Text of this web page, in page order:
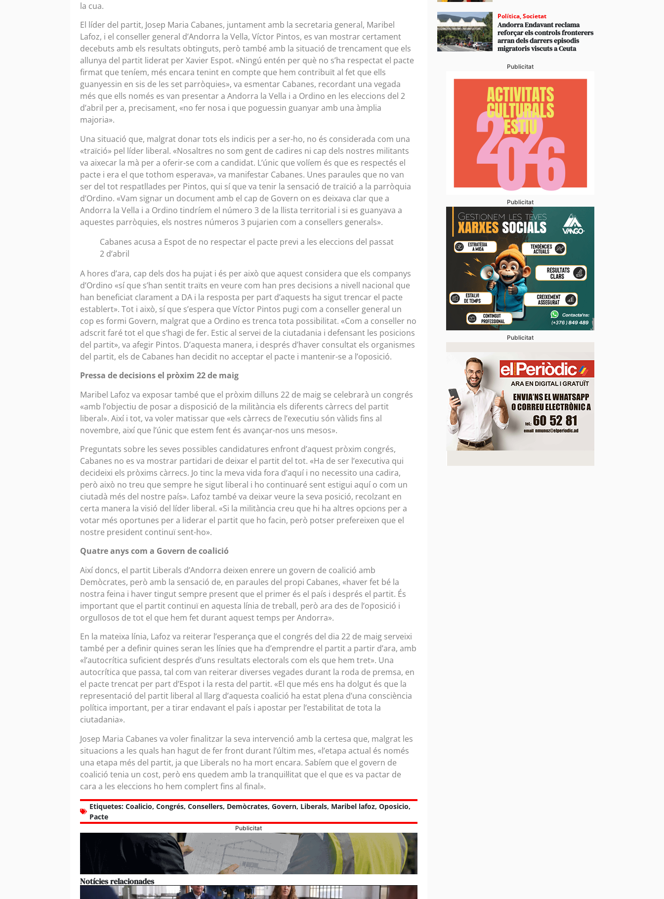
la cua.
El líder del partit, Josep Maria Cabanes, juntament amb la secretaria general, Maribel
Lafoz, i el conseller general d’Andorra la Vella, Víctor Pintos, es van mostrar certament
decebuts amb els resultats obtinguts, però també amb la situació de trencament que els
allunya del partit liderat per Xavier Espot. «Ningú entén per què no s’ha respectat el pacte
firmat que teníem, més encara tenint en compte que hem contribuït al fet que ells
guanyessin en sis de les set parròquies», va esmentar Cabanes, recordant una vegada
més que ells només es van presentar a Andorra la Vella i a Ordino en les eleccions del 2
d’abril per a, precisament, «no fer nosa i que poguessin guanyar amb una àmplia
majoria».
Una situació que, malgrat donar tots els indicis per a ser-ho, no és considerada com una
«traïció» pel líder liberal. «Nosaltres no som gent de cadires ni cap dels nostres militants
va aixecar la mà per a oferir-se com a candidat. L’únic que volíem és que es respectés el
pacte i era el que tothom esperava», va manifestar Cabanes. Unes paraules que no van
ser del tot respatllades per Pintos, qui sí que va tenir la sensació de traïció a la parròquia
d’Ordino. «Vam signar un document amb el cap de Govern on es deixava clar que a
Andorra la Vella i a Ordino tindríem el número 3 de la llista territorial i si es guanyava a
aquestes parròquies, els nostres números 3 pujarien com a consellers generals».
Cabanes acusa a Espot de no respectar el pacte previ a les eleccions del passat
2 d’abril
A hores d’ara, cap dels dos ha pujat i és per això que aquest considera que els companys
d’Ordino «sí que s’han sentit traïts en veure com han pres decisions a nivell nacional que
han beneficiat clarament a DA i la resposta per part d’aquests ha sigut trencar el pacte
establert». Tot i això, sí que s’espera que Víctor Pintos pugi com a conseller general un
cop es formi Govern, malgrat que a Ordino es trenca tota possibilitat. «Com a conseller no
adscrit faré tot el que s’hagi de fer. Estic al servei de la ciutadania i defensant les posicions
del partit», va afegir Pintos. D’aquesta manera, i després d’haver consultat els organismes
del partit, els de Cabanes han decidit no acceptar el pacte i mantenir-se a l’oposició.
Pressa de decisions el pròxim 22 de maig
Maribel Lafoz va exposar també que el pròxim dilluns 22 de maig se celebrarà un congrés
«amb l’objectiu de posar a disposició de la militància els diferents càrrecs del partit
liberal». Així i tot, va voler matissar que «els càrrecs de l’executiu són vàlids fins al
novembre, així que l’únic que estem fent és avançar-nos uns mesos».
Preguntats sobre les seves possibles candidatures enfront d’aquest pròxim congrés,
Cabanes no es va mostrar partidari de deixar el partit del tot. «Ha de ser l’executiva qui
decideixi els pròxims càrrecs. Jo tinc la meva vida fora d’aquí i no necessito una cadira,
però això no treu que sempre he sigut liberal i ho continuaré sent estigui aquí o com un
ciutadà més del nostre país». Lafoz també va deixar veure la seva posició, recolzant en
certa manera la visió del líder liberal. «Si la militància creu que hi ha altres opcions per a
votar més oportunes per a liderar el partit que ho facin, però potser prefereixen que el
nostre president continuï sent-ho».
Quatre anys com a Govern de coalició
Així doncs, el partit Liberals d’Andorra deixen enrere un govern de coalició amb
Demòcrates, però amb la sensació de, en paraules del propi Cabanes, «haver fet bé la
nostra feina i haver tingut sempre present que el primer és el país i després el partit. És
important que el partit continuï en aquesta línia de treball, però ara des de l’oposició i
orgullosos de tot el que hem fet durant aquest temps per Andorra».
En la mateixa línia, Lafoz va reiterar l’esperança que el congrés del dia 22 de maig serveixi
també per a definir quines seran les línies que ha d’emprendre el partit a partir d’ara, amb
«l’autocrítica suficient després d’uns resultats electorals com els que hem tret». Una
autocrítica que passa, tal com van reiterar diverses vegades durant la roda de premsa, en
el pacte trencat per part d’Espot i la resta del partit. «El que més ens ha dolgut és que la
representació del partit liberal al llarg d’aquesta coalició ha estat plena d’una consciència
política important, per a tirar endavant el país i apostar per l’estabilitat de tota la
ciutadania».
Josep Maria Cabanes va voler finalitzar la seva intervenció amb la certesa que, malgrat les
situacions a les quals han hagut de fer front durant l’últim mes, «l’etapa actual és només
una etapa més del partit, ja que Liberals no ha mort encara. Sabíem que el govern de
coalició tenia un cost, però ens quedem amb la tranquil·litat que el que es va pactar de
cara a les eleccions ho hem complert fins al final».
Etiquetes: Coalicio, Congrés, Consellers, Demòcrates, Govern, Liberals, Maribel lafoz, Oposicio,
Pacte
Publicitat
Notícies relacionades
Política,Societat
Andorra Endavant reclama
reforçar els controls fronterers
arran dels darrers episodis
migratoris viscuts a Ceuta
Publicitat
Publicitat
Publicitat